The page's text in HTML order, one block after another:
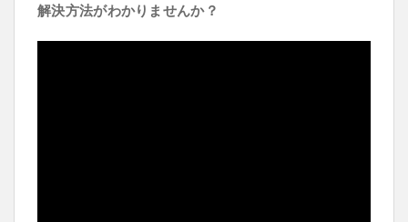
解決方法がわかりませんか？